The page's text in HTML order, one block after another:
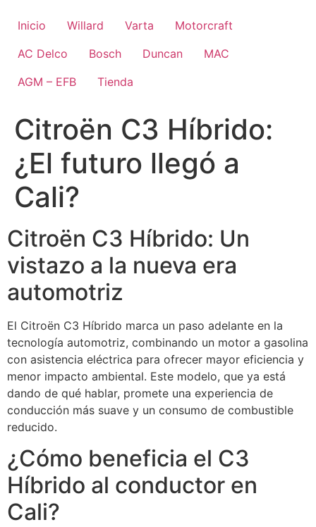
Inicio Willard Varta
Motorcraft
AC Delco
Bosch Duncan
MAC
AGM – EFB
Tienda
Citroën C3 Híbrido:
¿El futuro llegó a
Cali?
Citroën C3 Híbrido: Un
vistazo a la nueva era
automotriz
El Citroën C3 Híbrido marca un paso adelante en la
tecnología automotriz, combinando un motor a gasolina
con asistencia eléctrica para ofrecer mayor eficiencia y
menor impacto ambiental. Este modelo, que ya está
dando de qué hablar, promete una experiencia de
conducción más suave y un consumo de combustible
reducido.
¿Cómo beneficia el C3
Híbrido al conductor en
Cali?